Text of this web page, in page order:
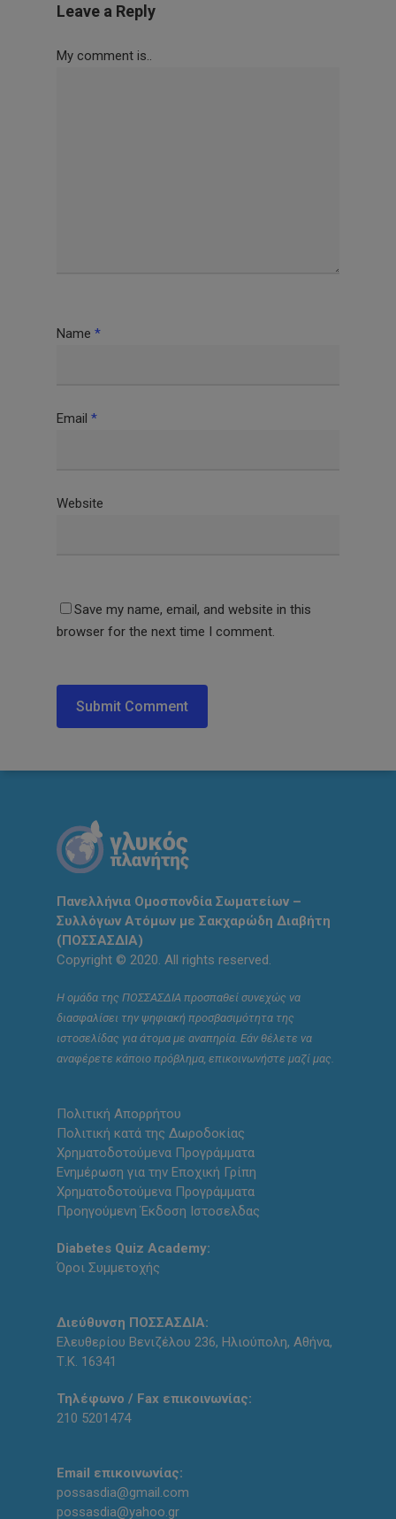
Leave a Reply
My comment is..
Name *
Email *
Website
Save my name, email, and website in this
browser for the next time I comment.
Πανελλήνια Ομοσπονδία Σωματείων –
Συλλόγων Ατόμων με Σακχαρώδη Διαβήτη
(ΠΟΣΣΑΣΔΙΑ)
Copyright © 2020. All rights reserved.
Η ομάδα της ΠΟΣΣΑΣΔΙΑ προσπαθεί συνεχώς να
διασφαλίσει την ψηφιακή προσβασιμότητα της
ιστοσελίδας για άτομα με αναπηρία. Εάν θέλετε να
αναφέρετε κάποιο πρόβλημα, επικοινωνήστε μαζί μας.
Πολιτική Απορρήτου
Πολιτική κατά της Δωροδοκίας
Χρηματοδοτούμενα Προγράμματα
Ενημέρωση για την Εποχική Γρίπη
Χρηματοδοτούμενα Προγράμματα
Προηγούμενη Έκδοση Ιστοσελδας
Diabetes Quiz Academy:
Όροι Συμμετοχής
Διεύθυνση ΠΟΣΣΑΣΔΙΑ:
Ελευθερίου Βενιζέλου 236, Ηλιούπολη, Αθήνα,
Τ.Κ. 16341
Τηλέφωνο / Fax επικοινωνίας:
210 5201474
Email επικοινωνίας:
possasdia@gmail.com
possasdia@yahoo.gr